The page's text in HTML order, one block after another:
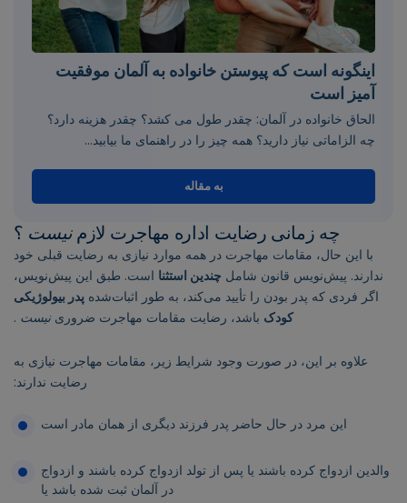
اینگونه است که پیوستن خانواده به آلمان موفقیت
آمیز است
الحاق خانواده در آلمان: چقدر طول می کشد؟ چقدر هزینه دارد؟
چه الزاماتی نیاز دارید؟ همه چیز را در راهنمای ما بیابید...
به مقاله
چه زمانی رضایت اداره مهاجرت لازمنیست ؟
با این حال، مقامات مهاجرت در همه موارد نیازی به رضایت قبلی خود
ندارند. پیش‌نویس قانون شامل چندین استثنا است. طبق این پیش‌نویس،
اگر فردی که پدر بودن را تأیید می‌کند، به طور اثبات‌شده پدر بیولوژیکی
کودک باشد، رضایت مقامات مهاجرت ضروری نیست .
علاوه بر این، در صورت وجود شرایط زیر، مقامات مهاجرت نیازی به
رضایت ندارند:
این مرد در حال حاضر پدر فرزند دیگری از همان مادر است
والدین ازدواج کرده باشند یا پس از تولد ازدواج کرده باشند و ازدواج
در آلمان ثبت شده باشد یا